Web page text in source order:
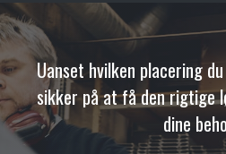
Uanset hvilken placering
sikker på at få den rigtige
dine